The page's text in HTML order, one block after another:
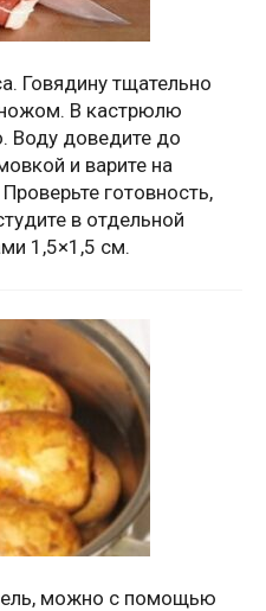
Говядину тщательно
В кастрюлю
Воду доведите до
и варите на
готовность,
в отдельной
1,5×1,5 см.
можно с помощью